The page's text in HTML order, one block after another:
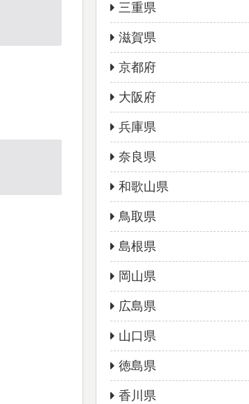
三重県
滋賀県
京都府
大阪府
兵庫県
奈良県
和歌山県
鳥取県
島根県
岡山県
広島県
山口県
徳島県
香川県